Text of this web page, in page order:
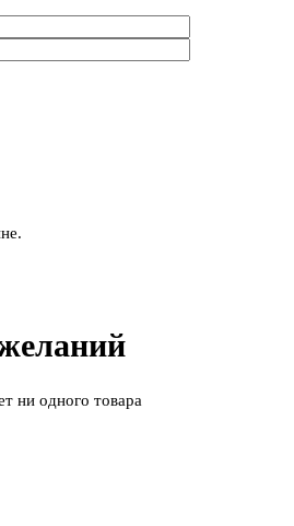
ни одного товара